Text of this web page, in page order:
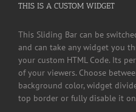
THIS IS A CUSTOM WIDGET
This Sliding Bar can be
and can take any widget you
your custom HTML Code. Its
of your viewers. Choose
background color, widget
top border or fully disable it